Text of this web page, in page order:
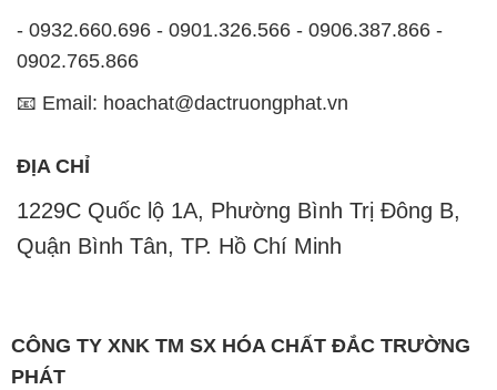
- 0932.660.696 - 0901.326.566 - 0906.387.866 -
0902.765.866
📧 Email: hoachat@dactruongphat.vn
ĐỊA CHỈ
1229C Quốc lộ 1A, Phường Bình Trị Đông B,
Quận Bình Tân, TP. Hồ Chí Minh
CÔNG TY XNK TM SX HÓA CHẤT ĐẮC TRƯỜNG
PHÁT